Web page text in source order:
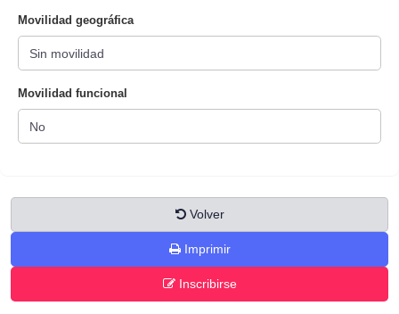
Movilidad geográfica
Movilidad funcional
Volver
Imprimir
Inscribirse